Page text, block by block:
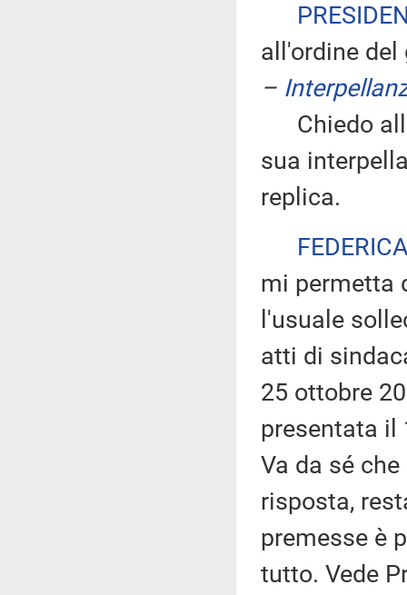
all'ordine
–
Chiedo
sua
replica.
mi permetta
l'usuale
atti di
25 ottobre
presentata il
Va da sé
risposta,
premesse è
tutto. Vede